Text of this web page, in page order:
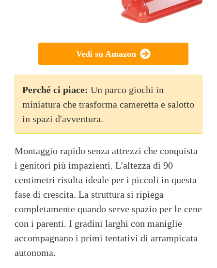
Vedi su Amazon
Perché ci piace: Un parco giochi in
miniatura che trasforma cameretta e salotto
in spazi d'avventura.
Montaggio rapido senza attrezzi che conquista
i genitori più impazienti. L'altezza di 90
centimetri risulta ideale per i piccoli in questa
fase di crescita. La struttura si ripiega
completamente quando serve spazio per le cene
con i parenti. I gradini larghi con maniglie
accompagnano i primi tentativi di arrampicata
autonoma.